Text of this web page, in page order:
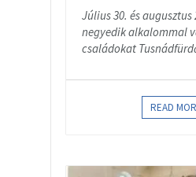
Július 30. és
negyedik alkalommal
családokat
READ